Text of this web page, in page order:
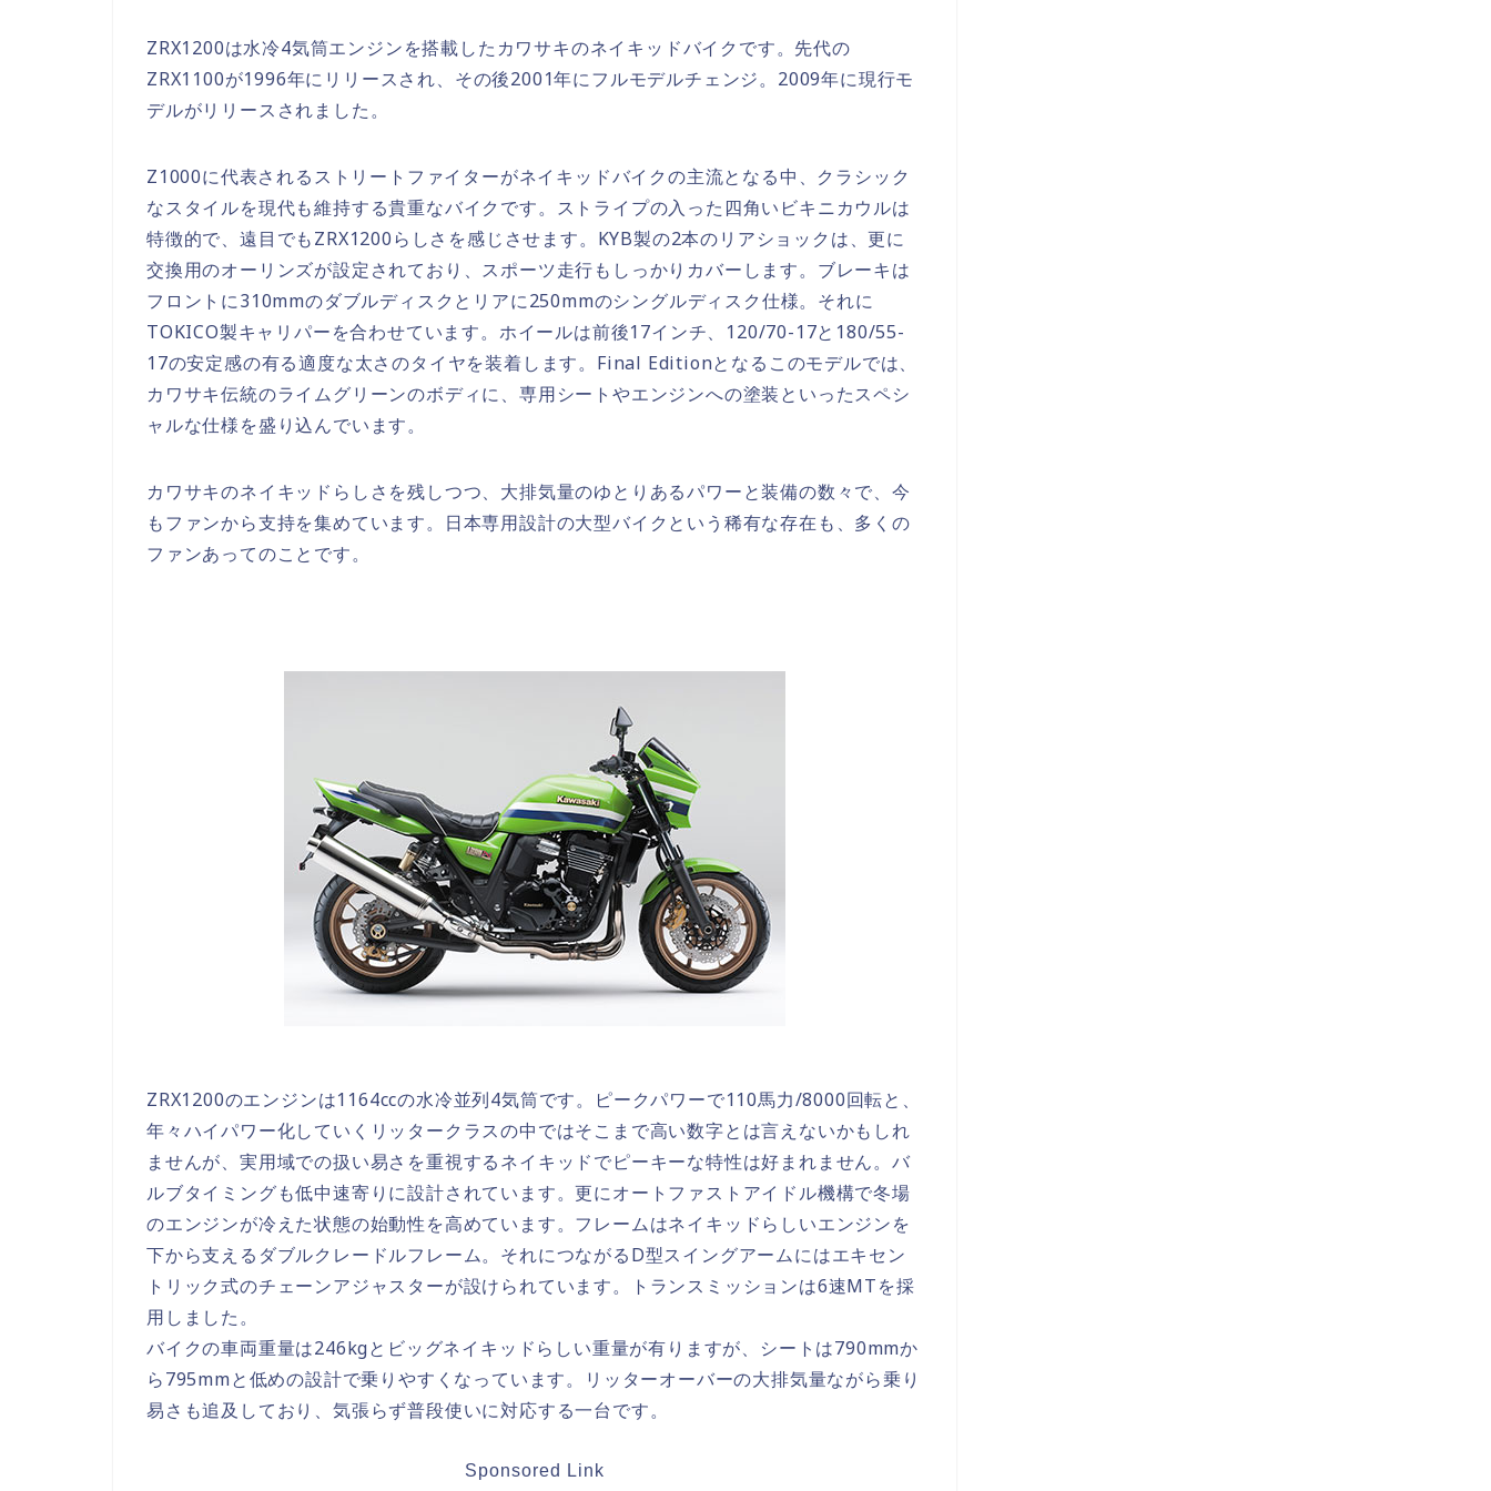
ZRX1200は水冷4気筒エンジンを搭載したカワサキのネイキッドバイクです。先代の
ZRX1100が1996年にリリースされ、その後2001年にフルモデルチェンジ。2009年に現行モ
デルがリリースされました。
Z1000に代表されるストリートファイターがネイキッドバイクの主流となる中、クラシック
なスタイルを現代も維持する貴重なバイクです。ストライプの入った四角いビキニカウルは
特徴的で、遠目でもZRX1200らしさを感じさせます。KYB製の2本のリアショックは、更に
交換用のオーリンズが設定されており、スポーツ走行もしっかりカバーします。ブレーキは
フロントに310mmのダブルディスクとリアに250mmのシングルディスク仕様。それに
TOKICO製キャリパーを合わせています。ホイールは前後17インチ、120/70-17と180/55-
17の安定感の有る適度な太さのタイヤを装着します。Final Editionとなるこのモデルでは、
カワサキ伝統のライムグリーンのボディに、専用シートやエンジンへの塗装といったスペシ
ャルな仕様を盛り込んでいます。
カワサキのネイキッドらしさを残しつつ、大排気量のゆとりあるパワーと装備の数々で、今
もファンから支持を集めています。日本専用設計の大型バイクという稀有な存在も、多くの
ファンあってのことです。
ZRX1200のエンジンは1164ccの水冷並列4気筒です。ピークパワーで110馬力/8000回転と、
年々ハイパワー化していくリッタークラスの中ではそこまで高い数字とは言えないかもしれ
ませんが、実用域での扱い易さを重視するネイキッドでピーキーな特性は好まれません。バ
ルブタイミングも低中速寄りに設計されています。更にオートファストアイドル機構で冬場
のエンジンが冷えた状態の始動性を高めています。フレームはネイキッドらしいエンジンを
下から支えるダブルクレードルフレーム。それにつながるD型スイングアームにはエキセン
トリック式のチェーンアジャスターが設けられています。トランスミッションは6速MTを採
用しました。
バイクの車両重量は246kgとビッグネイキッドらしい重量が有りますが、シートは790mmか
ら795mmと低めの設計で乗りやすくなっています。リッターオーバーの大排気量ながら乗り
易さも追及しており、気張らず普段使いに対応する一台です。
Sponsored Link